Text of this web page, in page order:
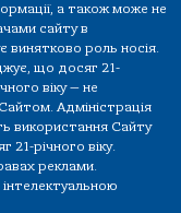
а також може не
сайту в
винятково роль носія.
що досяг 21-
віку — не
Адміністрація
використання Сайту
21-річного віку.
реклами.